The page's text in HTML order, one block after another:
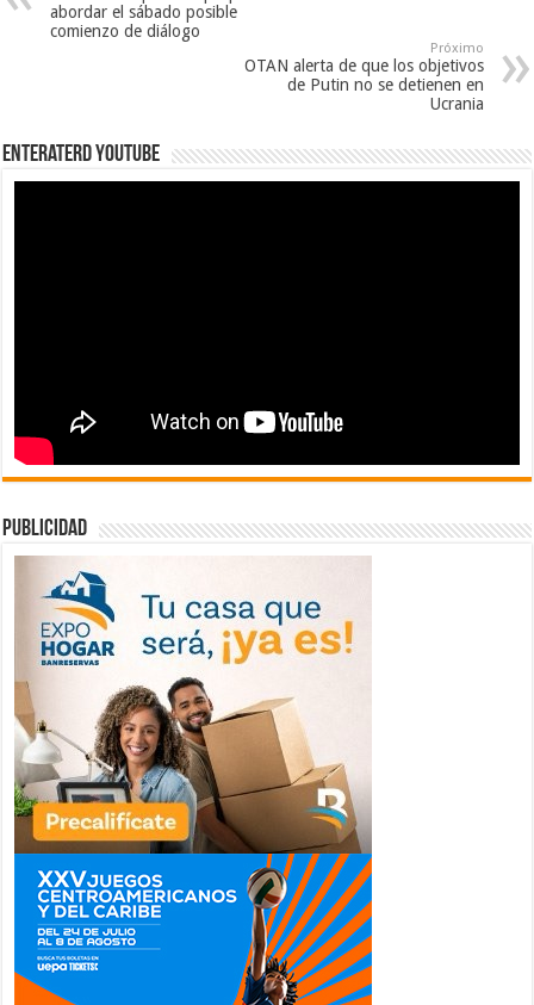
abordar el sábado posible
comienzo de diálogo
Próximo
OTAN alerta de que los objetivos
de Putin no se detienen en
Ucrania
EnterateRD YOUTUBE
publicidad